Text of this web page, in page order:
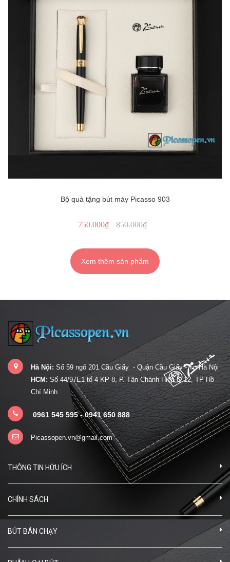
Bộ quà tặng bút máy Picasso 903
750.000₫ 850.000₫
Xem thêm sản phẩm
Hà Nội: Số 59 ngõ 201 Cầu Giấy - Quận Cầu Giấy - Tp Hà Nội
HCM: Số 44/97E1 tổ 4 KP 8, P. Tân Chánh Hiệp Q.12, TP Hồ
Chí Minh
0961 545 595 - 0941 650 888
Picassopen.vn@gmail.com
THÔNG TIN HỮU ÍCH
CHÍNH SÁCH
BÚT BÁN CHẠY